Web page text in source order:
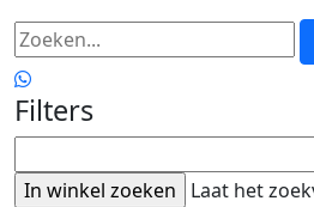
Filters
Laat het